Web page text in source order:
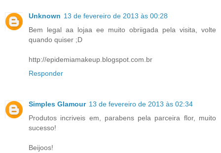
Unknown 13 de fevereiro de 2013 às 00:28
Bem legal aa lojaa ee muito obriigada pela visita, volte
quando quiser ;D
http://epidemiamakeup.blogspot.com.br
Responder
Simples Glamour 13 de fevereiro de 2013 às 02:34
Produtos incriveis em, parabens pela parceira flor, muito
sucesso!
Beijoos!